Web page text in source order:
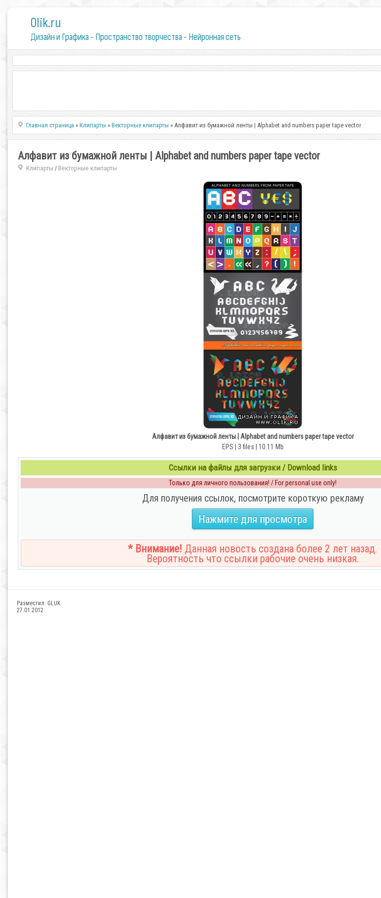
0lik.ru
Дизайн и Графика - Пространство творчества - Нейронная сеть
Главная страница »Клипарты »Векторные клипарты » Алфавит из бумажной ленты | Alphabet and numbers paper tape vector
Алфавит из бумажной ленты | Alphabet and numbers paper tape vector
Клипарты / Векторные клипарты
Алфавит из бумажной ленты | Alphabet and numbers paper tape vector
EPS | 3 files | 10.11 Mb
Ссылки на файлы для загрузки / Download links
Только для личного пользования! / For personal use only!
Для получения ссылок, посмотрите короткую рекламу
Нажмите для просмотра
* Внимание! Данная новость создана более 2 лет назад.
Вероятность что ссылки рабочие очень низкая.
Разместил: GLUK
27.01.2012